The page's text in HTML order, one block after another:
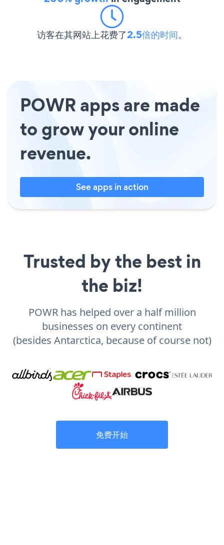
访客在其网站上花费了2.5倍的时间。
POWR apps are made
to grow your online
revenue.
See apps in action
Trusted by the best in
the biz!
POWR has helped over a half million
businesses on every continent
(besides Antarctica, because of course not)
免费开始